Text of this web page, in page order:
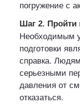
погружение с
Шаг 2. Пройти
Необходимым
подготовки
справка.
серьезными
давления от
отказаться.